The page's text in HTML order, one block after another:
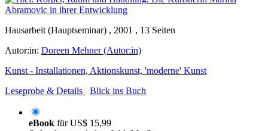
Hausarbeit (Hauptseminar) , 2001 , 13 Seiten
Autor:in: Doreen Mehner (Autor:in)
Kunst - Installationen, Aktionskunst, 'moderne' Kunst
Leseprobe & Details
Blick ins Buch
eBook fürUS$ 15,99